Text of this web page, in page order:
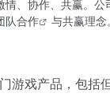
情、协作、共赢。公
队合作 与共赢理念。
游戏产品，包括